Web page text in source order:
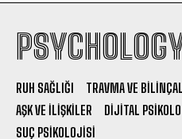
RUH SAĞLIĞI TRAVMA VE
AŞK VE İLIŞKILER
DIJITAL
SUÇ PSIKOLOJISI